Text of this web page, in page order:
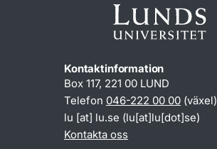
Kontaktinformation
Box 117, 221 00 LUND
Telefon 046-222 00 00 (växel)
lu [at] lu.se (lu[at]lu[dot]se)
Kontakta oss